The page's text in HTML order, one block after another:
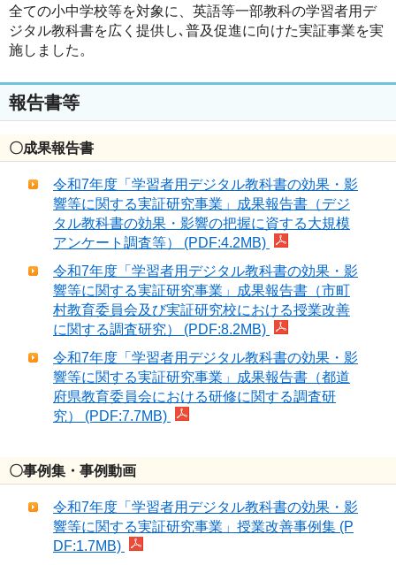
全ての小中学校等を対象に、英語等一部教科の学習者用デ
ジタル教科書を広く提供し､普及促進に向けた実証事業を実
施しました。
報告書等
〇成果報告書
令和7年度「学習者用デジタル教科書の効果・影
響等に関する実証研究事業」成果報告書（デジ
タル教科書の効果・影響の把握に資する大規模
アンケート調査等） (PDF:4.2MB)
令和7年度「学習者用デジタル教科書の効果・影
響等に関する実証研究事業」成果報告書（市町
村教育委員会及び実証研究校における授業改善
に関する調査研究） (PDF:8.2MB)
令和7年度「学習者用デジタル教科書の効果・影
響等に関する実証研究事業」成果報告書（都道
府県教育委員会における研修に関する調査研
究） (PDF:7.7MB)
〇事例集・事例動画
令和7年度「学習者用デジタル教科書の効果・影
響等に関する実証研究事業」授業改善事例集 (P
DF:1.7MB)